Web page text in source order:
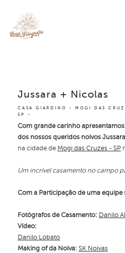
CASA GIARDINO - MOGI DAS
SP
Jussara + Nicolas
Com grande carinho
dos nossos queridos noivos
na cidade de Mogi das Cruzes - SP
Um incrível casamento no campo
Com a Participação de uma equipe
Fotógrafos de Casamento: Danilo
Vídeo:
Danilo Lobato
Making of da Noiva: SK Noivas